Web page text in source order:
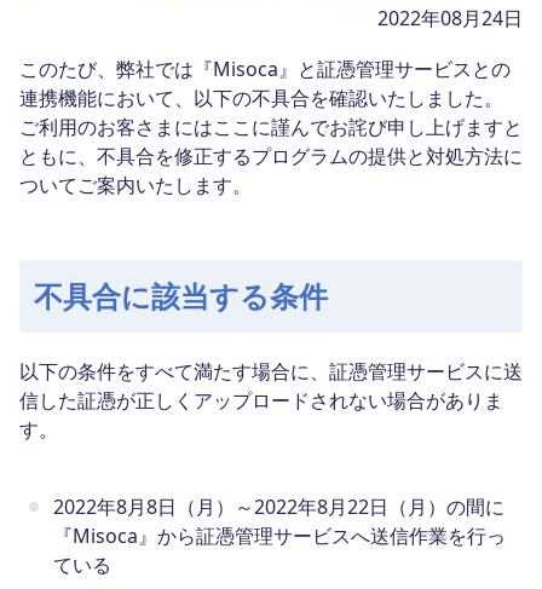
2022年08月24日
このたび、弊社では『Misoca』と証憑管理サービスとの
連携機能において、以下の不具合を確認いたしました。
ご利用のお客さまにはここに謹んでお詫び申し上げますと
ともに、不具合を修正するプログラムの提供と対処方法に
ついてご案内いたします。
不具合に該当する条件
以下の条件をすべて満たす場合に、証憑管理サービスに送
信した証憑が正しくアップロードされない場合がありま
す。
2022年8月8日（月）～2022年8月22日（月）の間に
『Misoca』から証憑管理サービスへ送信作業を行っ
ている